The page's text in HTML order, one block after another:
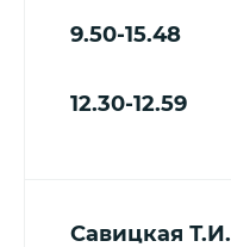
9.50-15.48
12.30-12.59
Савицкая Т.И.